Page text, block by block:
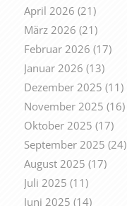
April 2026 (21)
März 2026 (21)
Februar 2026 (17)
Januar 2026 (13)
Dezember 2025 (11)
November 2025 (16)
Oktober 2025 (17)
September 2025 (24)
August 2025 (17)
Juli 2025 (11)
Juni 2025 (14)